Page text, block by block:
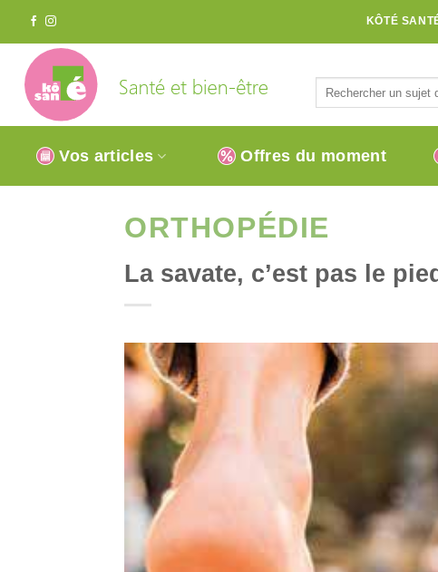
contenu
KÔTÉ
Vos articles Offres du moment
ORTHOPÉDIE
La savate, c’est pas le